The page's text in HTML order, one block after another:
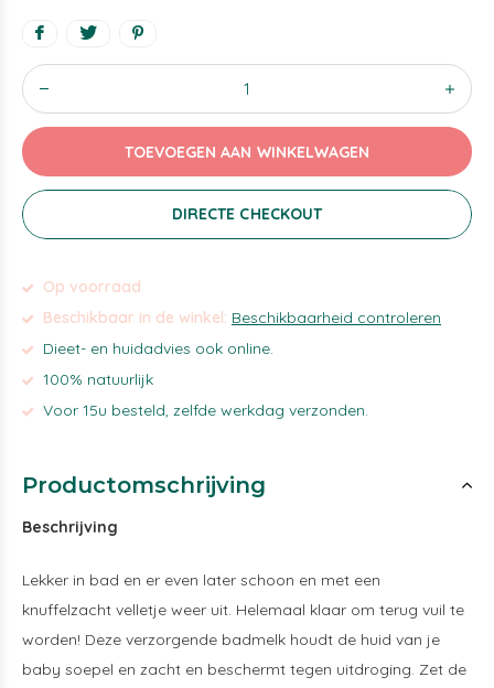
TOEVOEGEN AAN WINKELWAGEN
DIRECTE CHECKOUT
Op voorraad
Beschikbaar in de winkel: Beschikbaarheid controleren
Dieet- en huidadvies ook online.
100% natuurlijk
Voor 15u besteld, zelfde werkdag verzonden.
Productomschrijving
Beschrijving
Lekker in bad en er even later schoon en met een
knuffelzacht velletje weer uit. Helemaal klaar om terug vuil te
worden! Deze verzorgende badmelk houdt de huid van je
baby soepel en zacht en beschermt tegen uitdroging. Zet de